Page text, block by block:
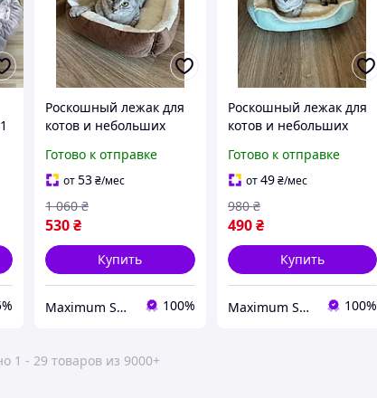
Роскошный лежак для
котов и небольших
коричневый
Готово к отправке
от53₴/мес
530₴
1 060 ₴
Купить
Maximum Shopping 100%
Роскошный лежак для
котов и небольших
Готово к отправке
от49 ₴/мес
490 ₴
980 ₴
Купить
Maximum Shopping 100%
1 - 29 товаров из 9000+